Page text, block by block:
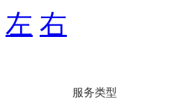
左 右
服务类型